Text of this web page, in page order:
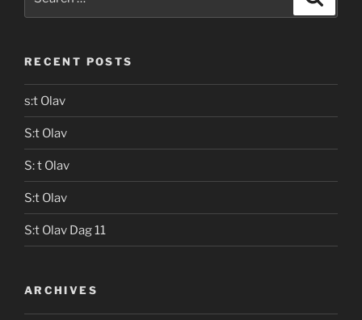
RECENT POSTS
s:t Olav
S:t Olav
S: t Olav
S:t Olav
S:t Olav Dag 11
ARCHIVES